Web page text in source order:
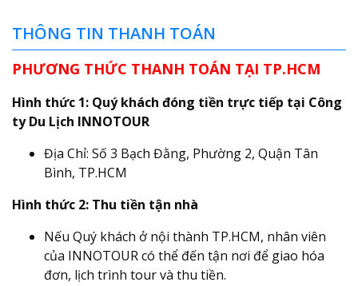
THÔNG TIN THANH TOÁN
PHƯƠNG THỨC THANH TOÁN TẠI TP.HCM
Hình thức 1: Quý khách đóng tiền trực tiếp tại Công
ty Du Lịch INNOTOUR
Địa Chỉ: Số 3 Bạch Đằng, Phường 2, Quận Tân
Bình, TP.HCM
Hình thức 2: Thu tiền tận nhà
Nếu Quý khách ở nội thành TP.HCM, nhân viên
của INNOTOUR có thể đến tận nơi để giao hóa
đơn, lịch trình tour và thu tiền.